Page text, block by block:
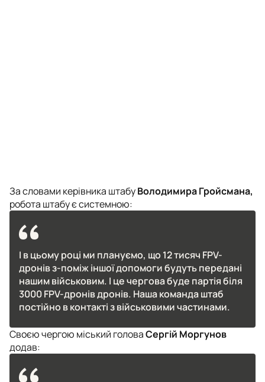
За словами керівника штабуВолодимира Гройсмана,
робота штабу є системною:
І в цьому році ми плануємо, що 12 тисяч FPV-
дронів з-поміж іншої допомоги будуть передані
нашим військовим. І це чергова буде партія біля
3000 FPV-дронів дронів. Наша команда штаб
постійно в контакті з військовими частинами.
Своєю чергою міський головаСергій Моргунов
додав: